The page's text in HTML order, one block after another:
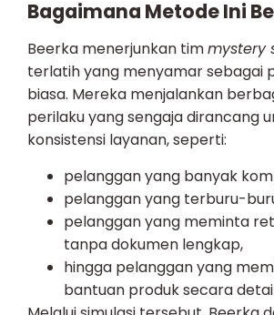
Bagaimana Metode Ini
Beerka menerjunkan timmystery
terlatih yang menyamar sebagai
biasa. Mereka menjalankan
perilaku yang sengaja dirancang
konsistensi layanan, seperti:
pelanggan yang banyak
pelanggan yang terburu-
pelanggan yang meminta
tanpa dokumen lengkap,
hingga pelanggan yang
bantuan produk secara